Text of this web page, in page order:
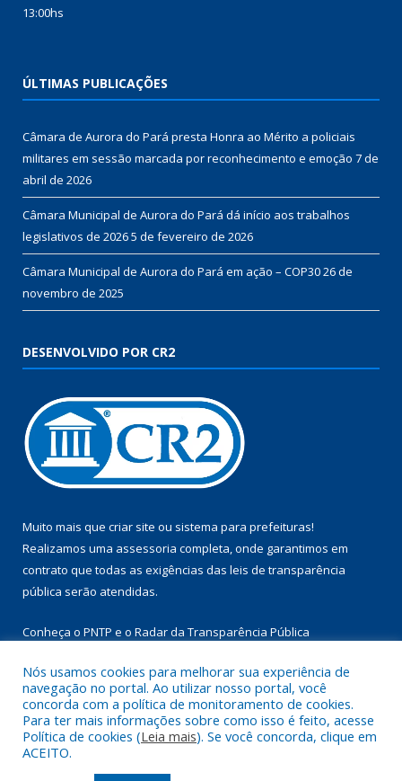
13:00hs
ÚLTIMAS PUBLICAÇÕES
Câmara de Aurora do Pará presta Honra ao Mérito a policiais
militares em sessão marcada por reconhecimento e emoção 7 de
abril de 2026
Câmara Municipal de Aurora do Pará dá início aos trabalhos
legislativos de 20265 de fevereiro de 2026
Câmara Municipal de Aurora do Pará em ação – COP3026 de
novembro de 2025
DESENVOLVIDO POR CR2
Muito mais que criar site ou sistema para prefeituras!
Realizamos uma assessoria completa, onde garantimos em
contrato que todas as exigências das leis de transparência
pública serão atendidas.
Conheça o PNTP e o Radar da Transparência Pública
Todos os direitos reservados a Câmara Municipal de Aurora do
Pará.
Nós usamos cookies para melhorar sua experiência de
navegação no portal. Ao utilizar nosso portal, você
concorda com a política de monitoramento de cookies.
Para ter mais informações sobre como isso é feito, acesse
Política de cookies (Leia mais). Se você concorda, clique em
ACEITO.